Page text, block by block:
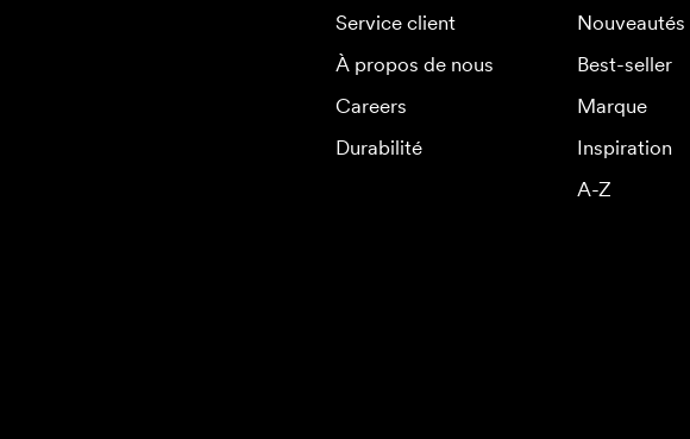
Service client
À propos de nous
Careers
Durabilité
Nouveautés
Best-seller
Marque
Inspiration
A-Z